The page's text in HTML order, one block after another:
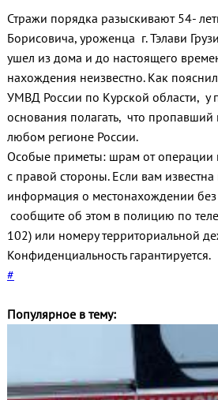
Стражи порядка разыскивают 54-
Борисовича, уроженца г. Тэлави
ушел из дома и до настоящего
нахождения неизвестно. Как
УМВД России по Курской области, у
основания полагать, что
любом регионе России.
Особые приметы: шрам от операции
с правой стороны. Если вам
информация о местонахождении
сообщите об этом в полицию по
102) или номеру территориальной
Конфиденциальность гарантируется.
#
Популярное в тему: